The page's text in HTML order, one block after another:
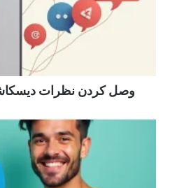
وصل کردن نظرات